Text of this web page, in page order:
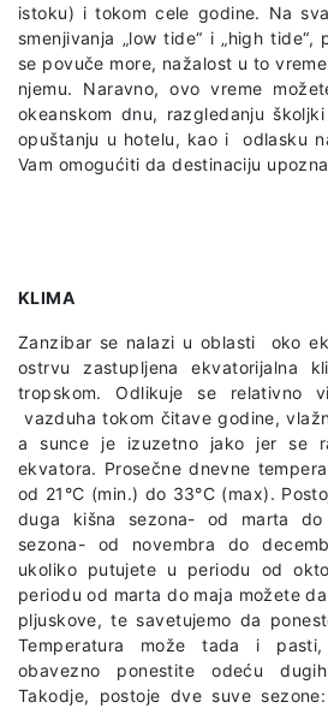
istoku) i tokom cele godine. Na
smenjivanja „low tide“ i „high
se povuče more, nažalost u to
njemu. Naravno, ovo vreme
okeanskom dnu, razgledanju
opuštanju u hotelu, kao i odlasku
Vam omogućiti da destinaciju
KLIMA
Zanzibar se nalazi u oblasti oko
ostrvu zastupljena ekvatorijalna
tropskom. Odlikuje se relativno
vazduha tokom čitave godine,
a sunce je izuzetno jako jer se
ekvatora. Prosečne dnevne
od 21°C (min.) do 33°C (max).
duga kišna sezona- od marta
sezona- od novembra do
ukoliko putujete u periodu od
periodu od marta do maja možete
pljuskove, te savetujemo da
Temperatura može tada i
obavezno ponestite odeću
Takodje, postoje dve suve